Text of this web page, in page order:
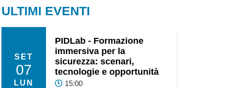
ULTIMI EVENTI
SET
07
LUN
PIDLab - Formazione
immersiva per la
sicurezza: scenari,
tecnologie e opportunità
15:00